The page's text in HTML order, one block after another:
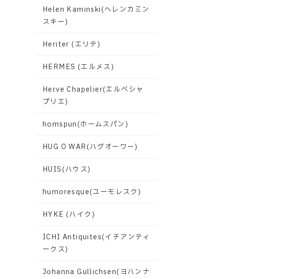
Helen Kaminski(ヘレンカミン
スキー)
Heriter (エリテ)
HERMES (エルメス)
Herve Chapelier(エルベシャ
プリエ)
homspun(ホームスパン)
HUG O WAR(ハグオーワー)
HUIS(ハウス)
humoresque(ユーモレスク)
HYKE (ハイク)
ICHI Antiquites(イチアンティ
ークス)
Johanna Gullichsen(ヨハンナ